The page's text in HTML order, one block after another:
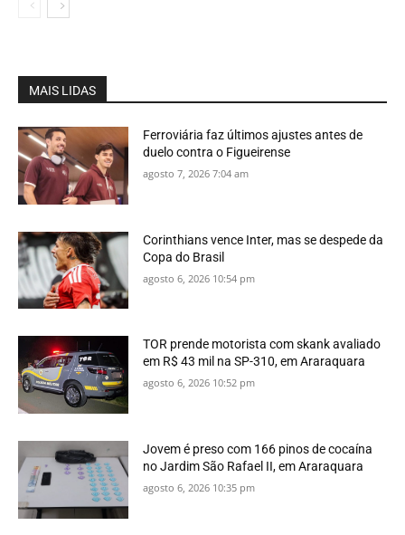
MAIS LIDAS
Ferroviária faz últimos ajustes antes de
duelo contra o Figueirense
agosto 7, 2026 7:04 am
Corinthians vence Inter, mas se despede da
Copa do Brasil
agosto 6, 2026 10:54 pm
TOR prende motorista com skank avaliado
em R$ 43 mil na SP-310, em Araraquara
agosto 6, 2026 10:52 pm
Jovem é preso com 166 pinos de cocaína
no Jardim São Rafael II, em Araraquara
agosto 6, 2026 10:35 pm